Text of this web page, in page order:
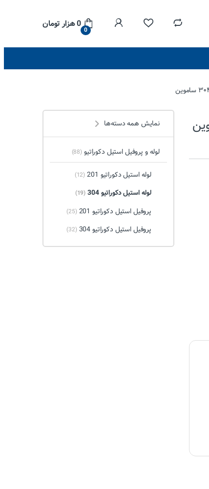
0
0هزار تومان
نمایش همه دسته‌ها
لوله و پروفیل استیل دکوراتیو (88)
لوله استیل دکوراتیو 201 (12)
لوله استیل دکوراتیو 304 (19)
پروفیل استیل دکوراتیو 201 (25)
پروفیل استیل دکوراتیو 304 (32)